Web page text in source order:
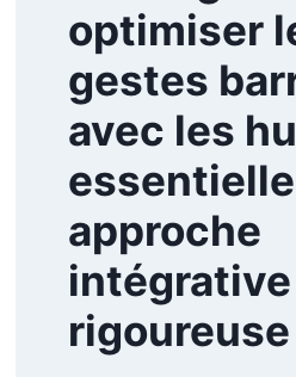
optimiser
gestes
avec les
approche
rigoureuse